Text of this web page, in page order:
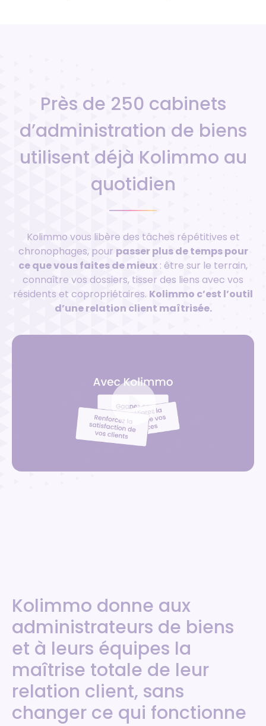
Près de 250 cabinets
d’administration de biens
utilisent déjà Kolimmo au
quotidien
Kolimmo vous libère des tâches répétitives et
chronophages, pour passer plus de temps pour
ce que vous faites de mieux : être sur le terrain,
connaître vos dossiers, tisser des liens avec vos
résidents et copropriétaires. Kolimmo c’est l’outil
d’une relation client maîtrisée.
Kolimmo donne aux
administrateurs de biens
et à leurs équipes la
maîtrise totale de leur
relation client, sans
changer ce qui fonctionne